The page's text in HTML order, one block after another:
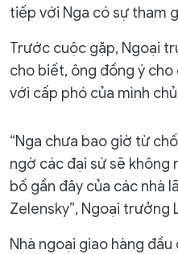
tiếp với Nga có sự tham
Trước cuộc gặp, Ngoại
cho biết, ông đồng ý cho
với cấp phó của mình
“Nga chưa bao giờ từ
ngờ các đại sứ sẽ không
bố gần đây của các nhà
Zelensky”, Ngoại trưởng
Nhà ngoại giao hàng